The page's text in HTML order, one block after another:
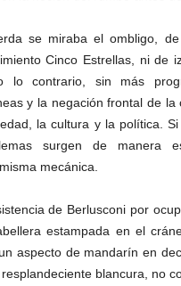
se miraba el ombligo,
Cinco Estrellas, ni de
lo contrario, sin más
y la negación frontal de la
la cultura y la política.
surgen de manera
mecánica.
de Berlusconi por
estampada en el
aspecto de mandarín en
blancura, no